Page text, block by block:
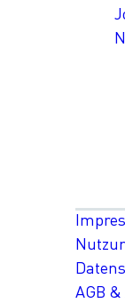
AGB